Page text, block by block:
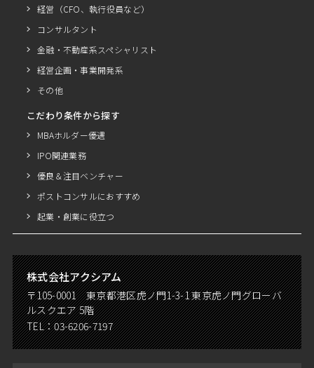
経営（CFO、執行役員など）
コンサルタント
金融・不動産系スペシャリスト
経営企画・事業開発系
その他
こだわり条件から探す
MBAホルダー優遇
IPO関連業務
優良＆注目ベンチャー
ポストコンサルにおすすめ
起業・創業に役立つ
株式会社アクシアム
〒105-0001 東京都港区虎ノ門1-3-1 東京虎ノ門グローバ
ルスクエア 5階
TEL：03-6206-7197